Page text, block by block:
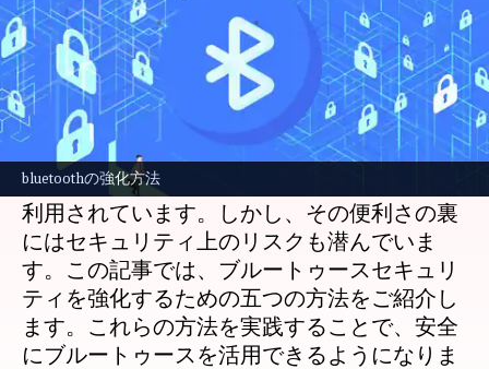
bluetoothの強化方法
著者 Keito Komeda Jun 16, 2026 08:09 pm
どんな話なの
現代社会では、ブルートゥースは日常生活の
一部となっています。スマートフォンやイヤ
ホン、車載システムなど、多くのデバイスで
利用されています。しかし、その便利さの裏
にはセキュリティ上のリスクも潜んでいま
す。この記事では、ブルートゥースセキュリ
ティを強化するための五つの方法をご紹介し
ます。これらの方法を実践することで、安全
にブルートゥースを活用できるようになりま